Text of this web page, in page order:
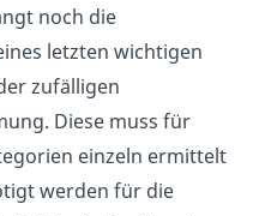
noch die
letzten wichtigen
zufälligen
Diese muss für
einzeln ermittelt
werden für die